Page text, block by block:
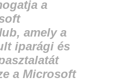
a
amely a
iparági és
a Microsoft